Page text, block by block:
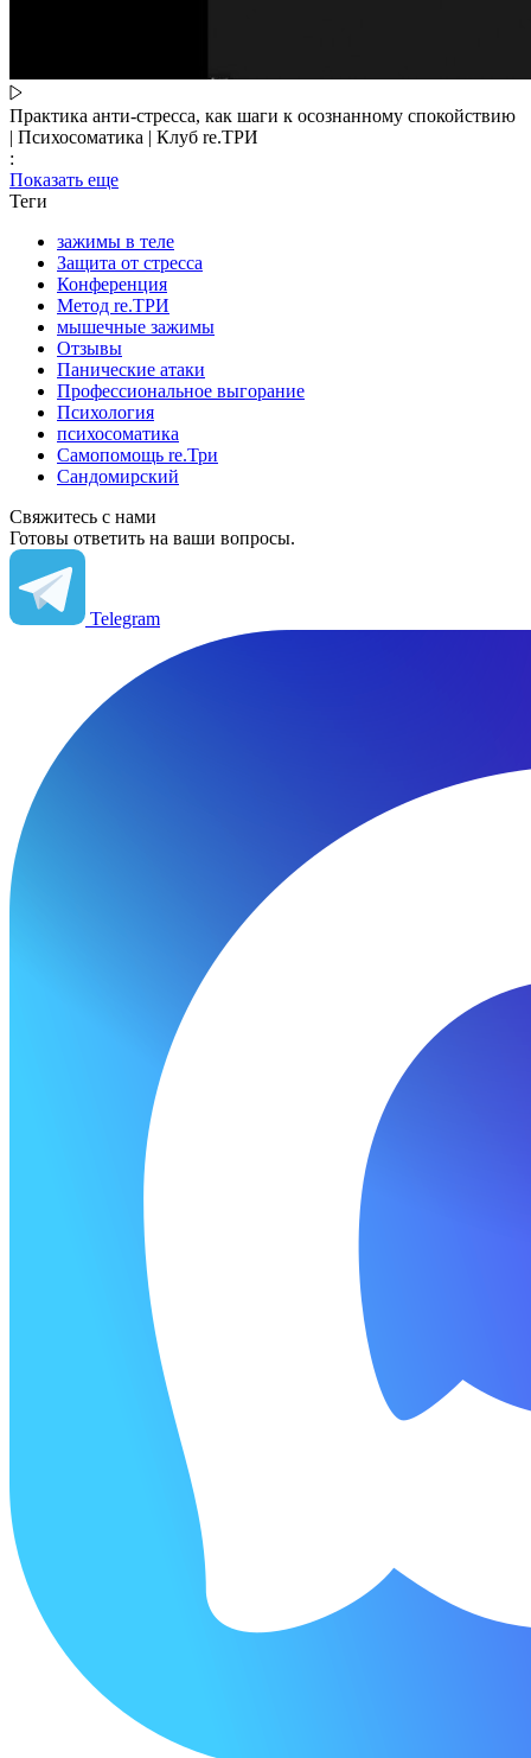
Практика анти-стресса, как шаги к осознанному спокойствию
| Психосоматика | Клуб re.ТРИ
:
Показать еще
Теги
зажимы в теле
Защита от стресса
Конференция
Метод re.ТРИ
мышечные зажимы
Отзывы
Панические атаки
Профессиональное выгорание
Психология
психосоматика
Самопомощь re.Три
Сандомирский
Свяжитесь с нами
Готовы ответить на ваши вопросы.
Telegram